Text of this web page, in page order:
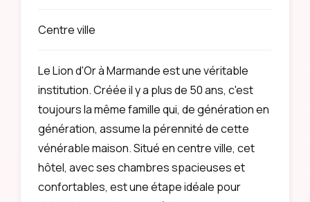
Centre ville
Le Lion d'Or à Marmande est une véritable
institution. Créée il y a plus de 50 ans, c'est
toujours la même famille qui, de génération en
génération, assume la pérennité de cette
vénérable maison. Situé en centre ville, cet
hôtel, avec ses chambres spacieuses et
confortables, est une étape idéale pour